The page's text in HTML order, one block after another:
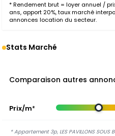
* Rendement brut = loyer annuel /
ans, apport 20%, taux marché
annonces location du secteur.
Stats Marché
Comparaison autres
Prix/m²
* Appartement 3p, LES PAVILLONS